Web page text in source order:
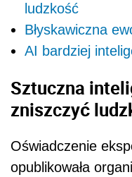
ludzkość
Błyskawiczna
AI bardziej
Sztuczna
zniszczyć
Oświadczenie
opublikowała